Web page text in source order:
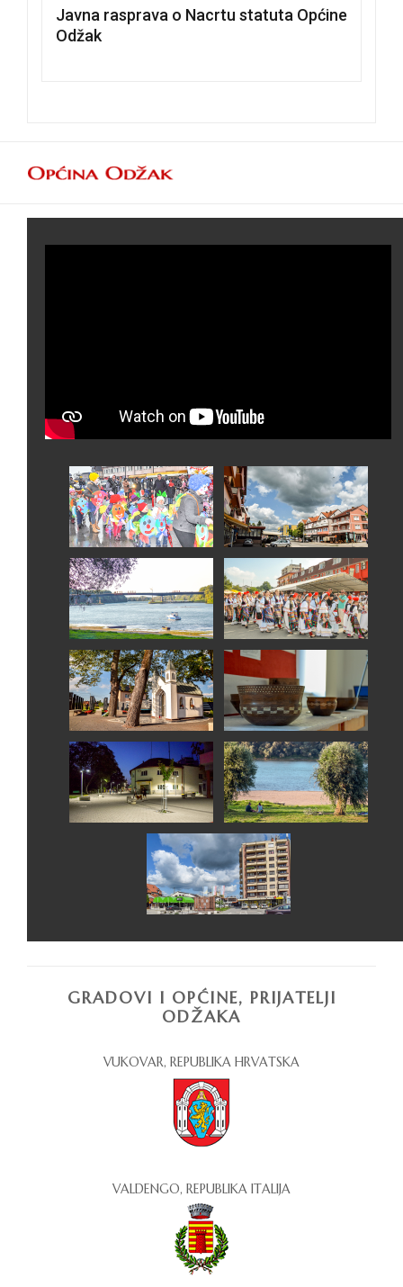
Javna rasprava o Nacrtu statuta Općine
Odžak
GRADOVI I OPĆINE, PRIJATELJI
ODŽAKA
VUKOVAR, REPUBLIKA HRVATSKA
VALDENGO, REPUBLIKA ITALIJA